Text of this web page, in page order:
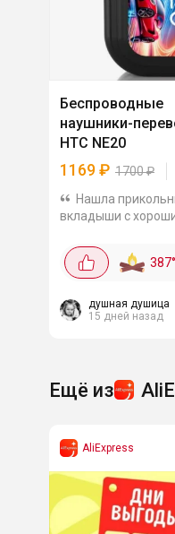
Беспроводные
наушники-
HTC NE20
1169₽ 1700₽
Нашла
вкладыши с
дисплеем и
переводчика.
управлением.
модели -...
387°
душная душица
15 дней назад
Ещё из
AliExpress